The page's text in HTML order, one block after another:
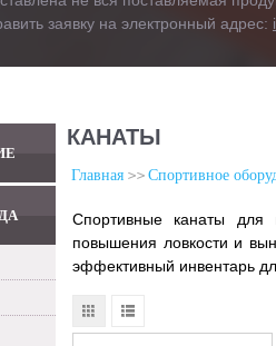
заявку на электронный адрес:
КАНАТЫ
Главная Спортивное
Спортивные канаты для
повышения ловкости и
эффективный инвентарь